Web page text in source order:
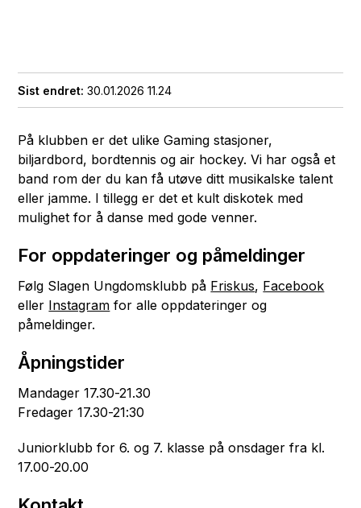
Sist endret 30.01.2026 11.24
På klubben er det ulike Gaming stasjoner,
biljardbord, bordtennis og air hockey. Vi har også et
band rom der du kan få utøve ditt musikalske talent
eller jamme. I tillegg er det et kult diskotek med
mulighet for å danse med gode venner.
For oppdateringer og påmeldinger
Følg Slagen Ungdomsklubb på Friskus, Facebook
eller Instagram for alle oppdateringer og
påmeldinger.
Åpningstider
Mandager 17.30-21.30
Fredager 17.30-21:30
Juniorklubb for 6. og 7. klasse på onsdager fra kl.
17.00-20.00